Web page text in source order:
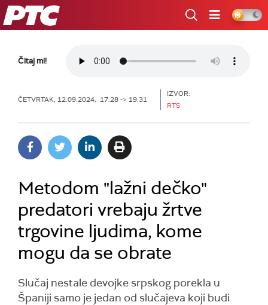
RTS
Čitaj mi!
ČETVRTAK, 12.09.2024, 17:28 -> 19:31
IZVOR:
RTS
Metodom "lažni dečko"
predatori vrebaju žrtve
trgovine ljudima, kome
mogu da se obrate
Slučaj nestale devojke srpskog porekla u
Španiji samo je jedan od slučajeva koji budi